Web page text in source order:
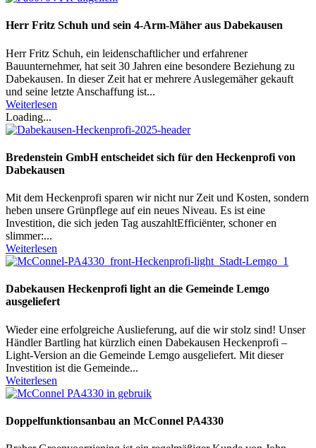
Herr Fritz Schuh und sein 4-Arm-Mäher aus Dabekausen
Herr Fritz Schuh, ein leidenschaftlicher und erfahrener
Bauunternehmer, hat seit 30 Jahren eine besondere Beziehung zu
Dabekausen. In dieser Zeit hat er mehrere Auslegemäher gekauft
und seine letzte Anschaffung ist...
Weiterlesen
Loading...
Bredenstein GmbH entscheidet sich für den Heckenprofi von
Dabekausen
Mit dem Heckenprofi sparen wir nicht nur Zeit und Kosten, sondern
heben unsere Grünpflege auf ein neues Niveau. Es ist eine
Investition, die sich jeden Tag auszahltEfficiënter, schoner en
slimmer:...
Weiterlesen
Dabekausen Heckenprofi light an die Gemeinde Lemgo
ausgeliefert
Wieder eine erfolgreiche Auslieferung, auf die wir stolz sind! Unser
Händler Bartling hat kürzlich einen Dabekausen Heckenprofi –
Light-Version an die Gemeinde Lemgo ausgeliefert. Mit dieser
Investition ist die Gemeinde...
Weiterlesen
Doppelfunktionsanbau an McConnel PA4330